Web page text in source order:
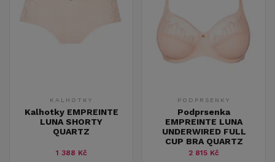
KALHOTKY
Kalhotky EMPREINTE
LUNA SHORTY
QUARTZ
1 388 Kč
PODPRSENKY
Podprsenka
EMPREINTE LUNA
UNDERWIRED FULL
CUP BRA QUARTZ
2 815 Kč